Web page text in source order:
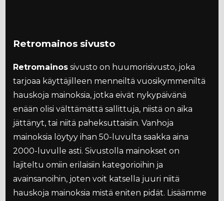
Retromainos sivusto
Retromainos sivusto on huumorisivusto, joka
tarjoaa käyttäjilleen menneiltä vuosikymmeniltä
hauskoja mainoksia, jotka eivät nykypäivänä
enään olisi välttämättä sallittuja, niistä on aika
jättänyt, tai niitä paheksuttaisiin. Vanhoja
mainoksia löytyy ihan 50-luvulta saakka aina
2000-luvulle asti. Sivustolla mainokset on
lajiteltu omiin erilaisiin kategorioihin ja
avainsanoihin, joten voit katsella juuri niitä
hauskoja mainoksia mistä eniten pidät. Lisäämme